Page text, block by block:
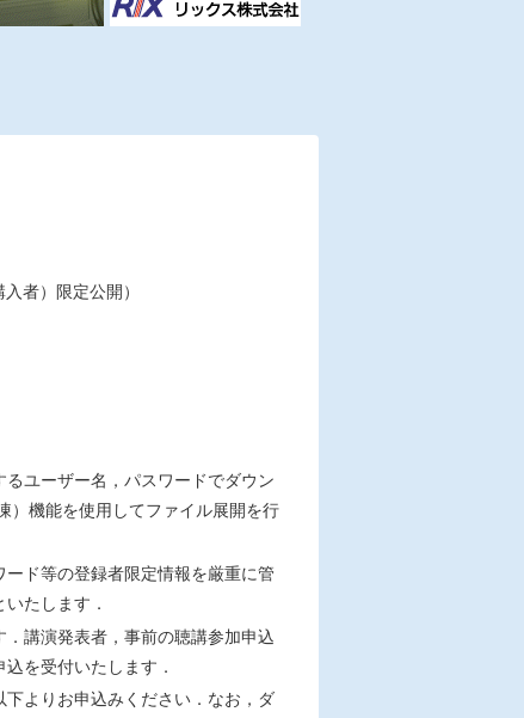
者）限定公開）
るユーザー名，パスワードでダウン
）機能を使用してファイル展開を行
ド等の登録者限定情報を厳重に管
たします．
講演発表者，事前の聴講参加申込
を受付いたします．
よりお申込みください．なお，ダ